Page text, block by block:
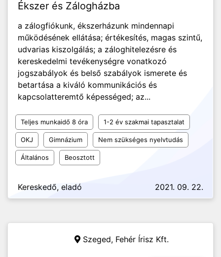
Ékszer és Zálogházba
a zálogfiókunk, ékszerházunk mindennapi
működésének ellátása; értékesítés, magas szintű,
udvarias kiszolgálás; a záloghitelezésre és
kereskedelmi tevékenységre vonatkozó
jogszabályok és belső szabályok ismerete és
betartása a kiváló kommunikációs és
kapcsolatteremtő képességed; az...
Teljes munkaidő 8 óra 1-2 év szakmai tapasztalat
OKJ Gimnázium Nem szükséges nyelvtudás
Általános Beosztott
Kereskedő, eladó 2021. 09. 22.
Szeged, Fehér Írisz Kft.